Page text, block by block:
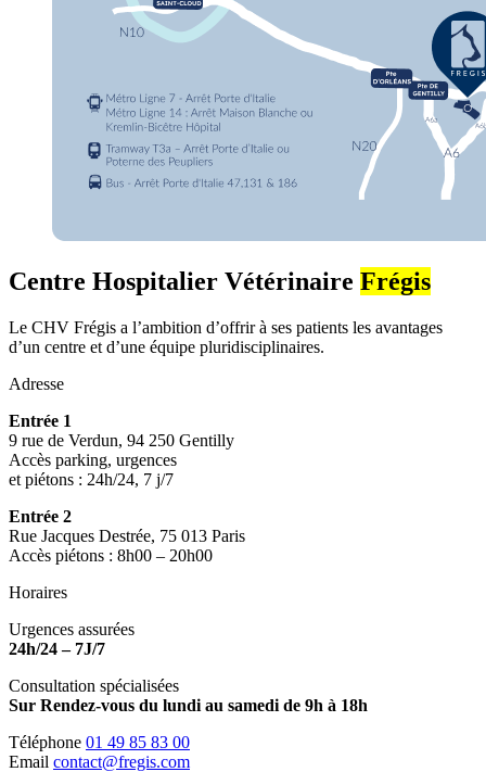
Centre Hospitalier Vétérinaire Frégis
Le CHV Frégis a l’ambition d’offrir à ses patients les avantages
d’un centre et d’une équipe pluridisciplinaires.
Adresse
Entrée 1
9 rue de Verdun, 94 250 Gentilly
Accès parking, urgences
et piétons : 24h/24, 7 j/7
Entrée 2
Rue Jacques Destrée, 75 013 Paris
Accès piétons : 8h00 – 20h00
Horaires
Urgences assurées
24h/24 – 7J/7
Consultation spécialisées
Sur Rendez-vous du lundi au samedi de 9h à 18h
Téléphone 01 49 85 83 00
Email contact@fregis.com